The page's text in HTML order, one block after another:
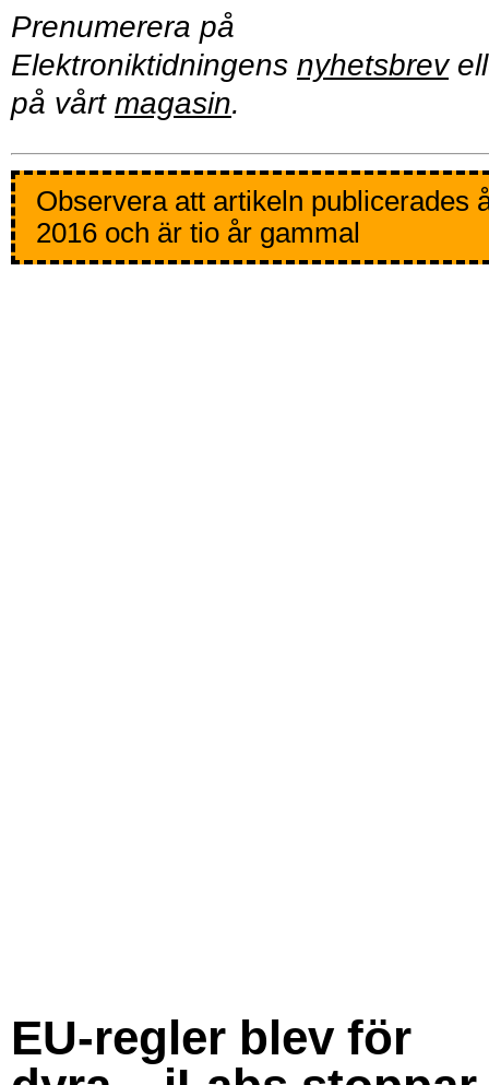
Prenumerera på
Elektroniktidningens nyhetsbrev
på vårt magasin.
Observera att artikeln publicerades
2016 och är tio år gammal
EU-regler blev för